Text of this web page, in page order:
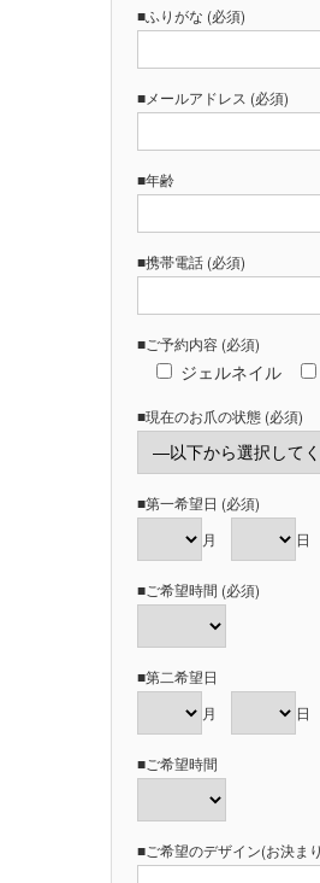
■ふりがな (必須)
■メールアドレス (必須)
■年齢
■携帯電話 (必須)
■ご予約内容 (必須)
ジェルネイル
■現在のお爪の状態 (必須)
■第一希望日 (必須)
月
日
■ご希望時間 (必須)
■第二希望日
月
日
■ご希望時間
■ご希望のデザイン(お決ま